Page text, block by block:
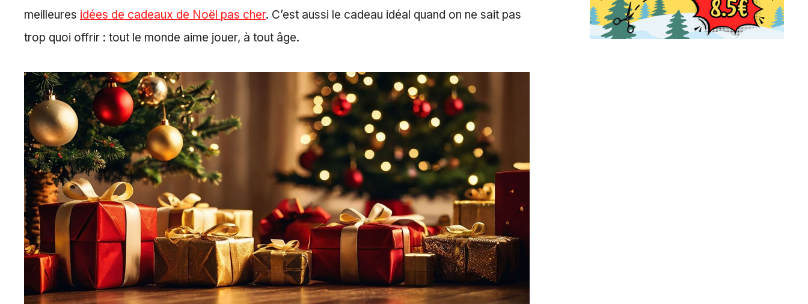
meilleures idées de cadeaux de Noël pas cher. C’est aussi le cadeau idéal quand on ne sait pas
trop quoi offrir : tout le monde aime jouer, à tout âge.